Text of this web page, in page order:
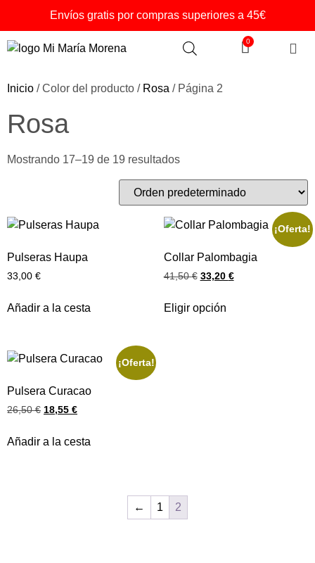
Envíos gratis por compras superiores a 45€
0
Inicio / Color del producto / Rosa / Página 2
Rosa
Mostrando 17–19 de 19 resultados
Pulseras Haupa
33,00 €
Añadir a la cesta
¡Oferta!
Collar Palombagia
41,50€ 33,20 €
Eligir opción
¡Oferta!
Pulsera Curacao
26,50€ 18,55 €
Añadir a la cesta
← 1 2